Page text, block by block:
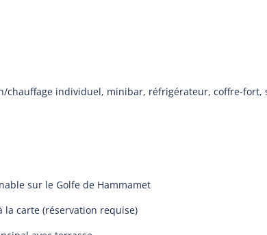
chauffage individuel, minibar, réfrigérateur, coffre-
sur le Golfe de Hammamet
la carte (réservation requise)